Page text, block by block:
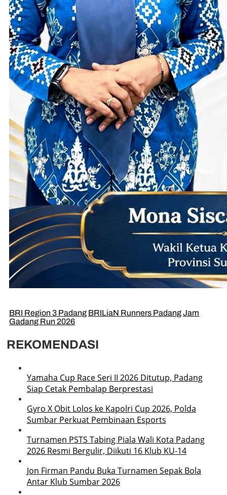
BRI Region 3 Padang BRILiaN Runners PadangJam
Gadang Run 2026
REKOMENDASI
Yamaha Cup Race Seri II 2026 Ditutup, Padang
Siap Cetak Pembalap Berprestasi
Gyro X Obit Lolos ke Kapolri Cup 2026, Polda
Sumbar Perkuat Pembinaan Esports
Turnamen PSTS Tabing Piala Wali Kota Padang
2026 Resmi Bergulir, Diikuti 16 Klub KU-14
Jon Firman Pandu Buka Turnamen Sepak Bola
Antar Klub Sumbar 2026